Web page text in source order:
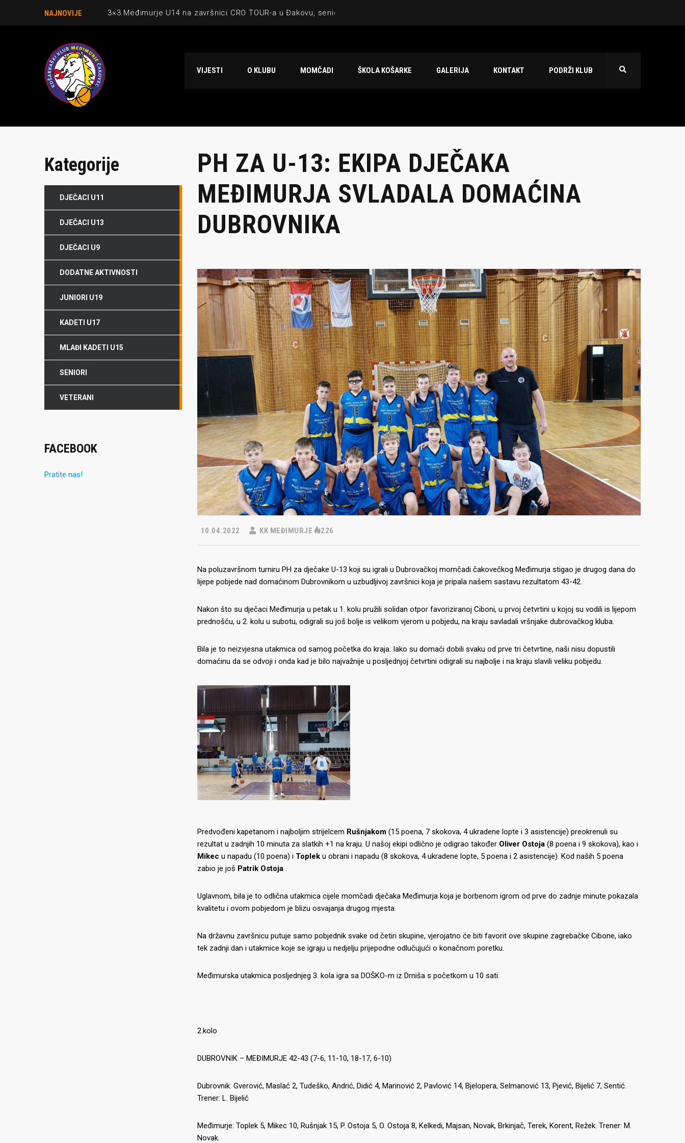
NAJNOVIJE 3×3 Međimurje U14 na završnici CRO TOUR-a u Đakovu, seniorska ekipa 3×3 osvojila Krbulju
Međimurje u revijalnoj utakmici ugostilo atraktivnu NCAA ekipu OBU Bison
VIJESTI O KLUBU MOMČADI ŠKOLA KOŠARKE GALERIJA KONTAKT PODRŽI KLUB
PH ZA U-13: EKIPA DJEČAKA
MEĐIMURJA SVLADALA DOMAĆINA
DUBROVNIKA
10.04.2022 KK MEĐIMURJE 226
Na poluzavršnom turniru PH za dječake U-13 koji su igrali u Dubrovačkoj momčadi čakovečkog Međimurja stigao je drugog dana do
lijepe pobjede nad domaćinom Dubrovnikom u uzbudljivoj završnici koja je pripala našem sastavu rezultatom 43-42.
Nakon što su dječaci Međimurja u petak u 1. kolu pružili solidan otpor favoriziranoj Ciboni, u prvoj četvrtini u kojoj su vodili is lijepom
prednošću, u 2. kolu u subotu, odigrali su još bolje is velikom vjerom u pobjedu, na kraju savladali vršnjake dubrovačkog kluba.
Bila je to neizvjesna utakmica od samog početka do kraja. Iako su domaći dobili svaku od prve tri četvrtine, naši nisu dopustili
domaćinu da se odvoji i onda kad je bilo najvažnije u posljednjoj četvrtini odigrali su najbolje i na kraju slavili veliku pobjedu.
Predvođeni kapetanom i najboljim strijelcem Rušnjakom (15 poena, 7 skokova, 4 ukradene lopte i 3 asistencije) preokrenuli su
rezultat u zadnjih 10 minuta za slatkih +1 na kraju. U našoj ekipi odlično je odigrao također Oliver Ostoja (8 poena i 9 skokova), kao i
Mikec u napadu (10 poena) i Toplek u obrani i napadu (8 skokova, 4 ukradene lopte, 5 poena i 2 asistencije). Kod naših 5 poena
zabio je još Patrik Ostoja .
Uglavnom, bila je to odlična utakmica cijele momčadi dječaka Međimurja koja je borbenom igrom od prve do zadnje minute pokazala
kvalitetu i ovom pobjedom je blizu osvajanja drugog mjesta.
Na državnu završnicu putuje samo pobjednik svake od četiri skupine, vjerojatno će biti favorit ove skupine zagrebačke Cibone, iako
tek zadnji dan i utakmice koje se igraju u nedjelju prijepodne odlučujući o konačnom poretku.
Međimurska utakmica posljednjeg 3. kola igra sa DOŠKO-m iz Drniša s početkom u 10 sati.
2.kolo
DUBROVNIK – MEĐIMURJE 42-43 (7-6, 11-10, 18-17, 6-10)
Dubrovnik: Gverović, Maslać 2, Tudeško, Andrić, Didić 4, Marinović 2, Pavlović 14, Bjelopera, Selmanović 13, Pjević, Bijelić 7, Sentić.
Trener: L. Bijelić
Međimurje: Toplek 5, Mikec 10, Rušnjak 15, P. Ostoja 5, O. Ostoja 8, Kelkedi, Majsan, Novak, Brkinjač, ​​Terek, Korent, Režek. Trener: M.
Novak.
Kategorije
DJEČACI U11
DJEČACI U13
DJEČACI U9
DODATNE AKTIVNOSTI
JUNIORI U19
KADETI U17
MLAĐI KADETI U15
SENIORI
VETERANI
FACEBOOK
Pratite nas!